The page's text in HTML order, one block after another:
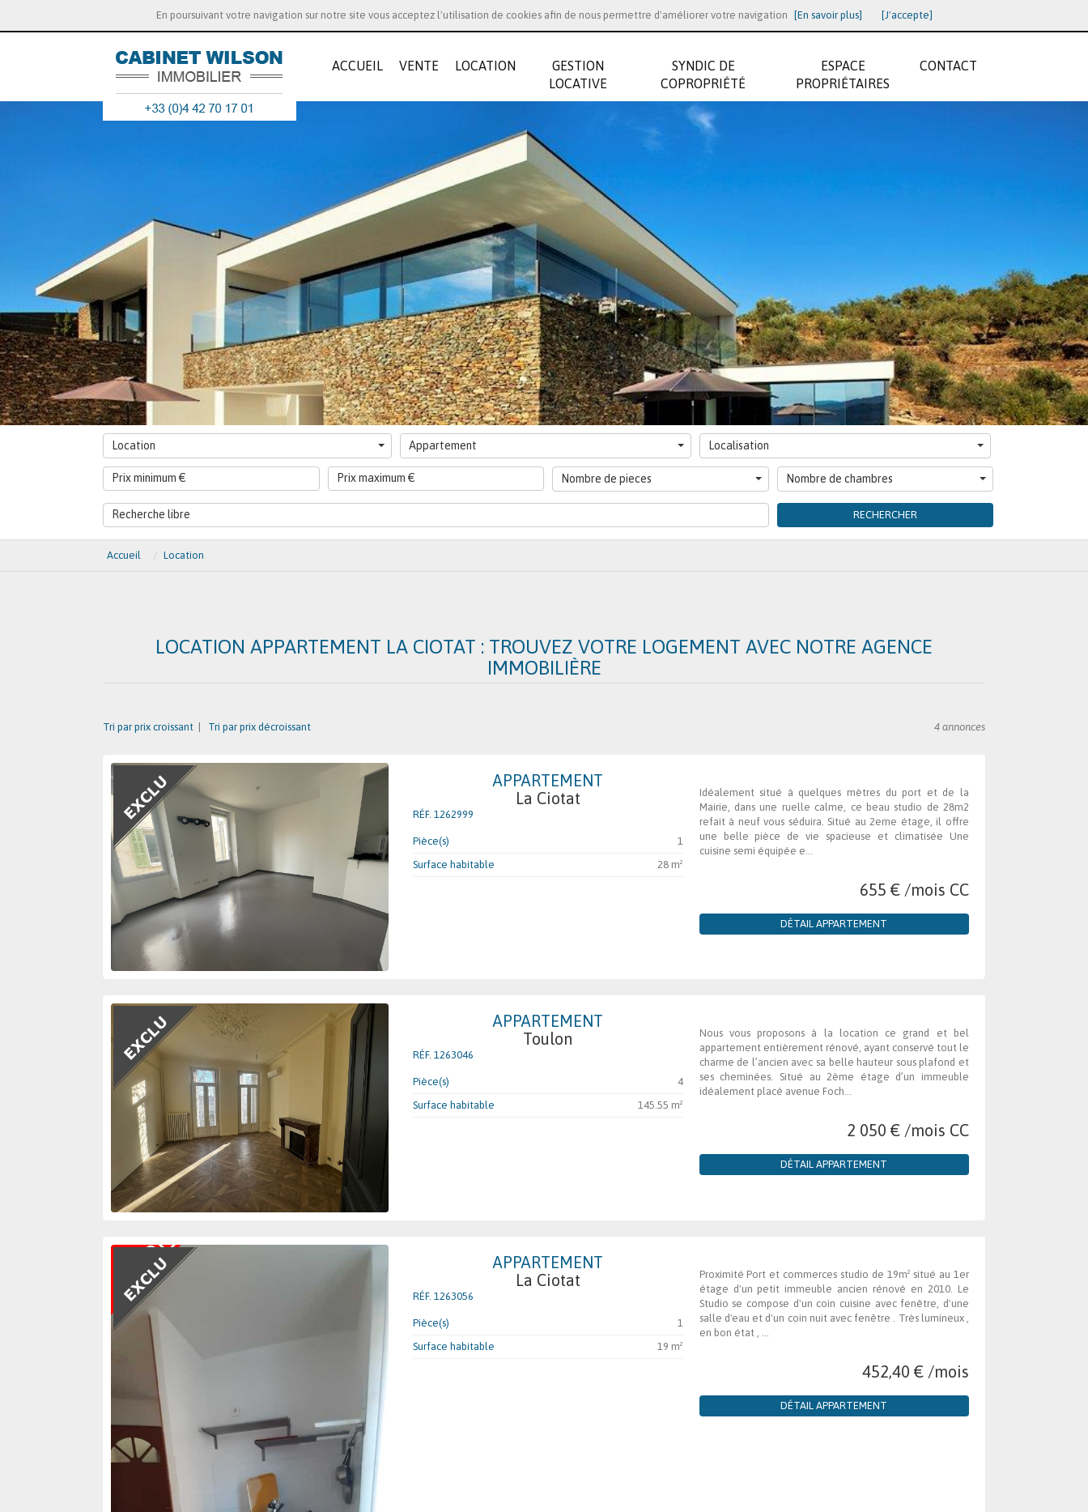
ACCUEIL VENTE LOCATION
GESTION
LOCATIVE
SYNDIC DE
COPROPRIÉTÉ
ESPACE
PROPRIÉTAIRES
CONTACT
Location Appartement Localisation
Nombre de pieces Nombre de chambres
RECHERCHER
Accueil Location
LOCATION APPARTEMENT LA CIOTAT : TROUVEZ VOTRE LOGEMENT AVEC NOTRE AGENCE
IMMOBILIÈRE
Tri par prix croissant Tri par prix décroissant 4 annonces
APPARTEMENT
La Ciotat
RÉF. 1262999
Pièce(s)
1
Surface habitable
28 m²
Idéalement situé à quelques mètres du port et de la
Mairie, dans une ruelle calme, ce beau studio de 28m2
refait à neuf vous séduira. Situé au 2eme étage, il offre
une belle pièce de vie spacieuse et climatisée Une
cuisine semi équipée e...
655 € /mois CC
DÉTAIL APPARTEMENT
APPARTEMENT
Toulon
RÉF. 1263046
Pièce(s)
4
Surface habitable
145.55 m²
Nous vous proposons à la location ce grand et bel
appartement entièrement rénové, ayant conservé tout le
charme de l’ancien avec sa belle hauteur sous plafond et
ses cheminées. Situé au 2ème étage d’un immeuble
idéalement placé avenue Foch...
2 050 € /mois CC
DÉTAIL APPARTEMENT
APPARTEMENT
La Ciotat
RÉF. 1263056
Pièce(s)
1
Surface habitable
19 m²
Proximité Port et commerces studio de 19m² situé au 1er
étage d'un petit immeuble ancien rénové en 2010. Le
Studio se compose d'un coin cuisine avec fenêtre, d'une
salle d'eau et d'un coin nuit avec fenêtre . Très lumineux ,
en bon état , ...
452,40 € /mois
DÉTAIL APPARTEMENT
En poursuivant votre navigation sur notre site vous acceptez l'utilisation de cookies afin de nous permettre d'améliorer votre navigation [En savoir plus] [J'accepte]